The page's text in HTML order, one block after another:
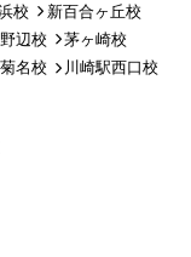
校
新百合ヶ丘校
辺校
茅ヶ崎校
菊名校 川崎駅西口校